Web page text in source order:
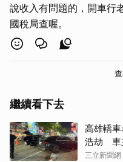
說收入有問題的，開車行
國稅局查喔。
繼續看下去
高雄轎
浩劫 車
三立新聞網